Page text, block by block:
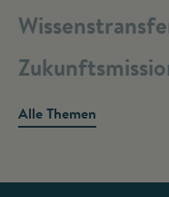
Alle Themen